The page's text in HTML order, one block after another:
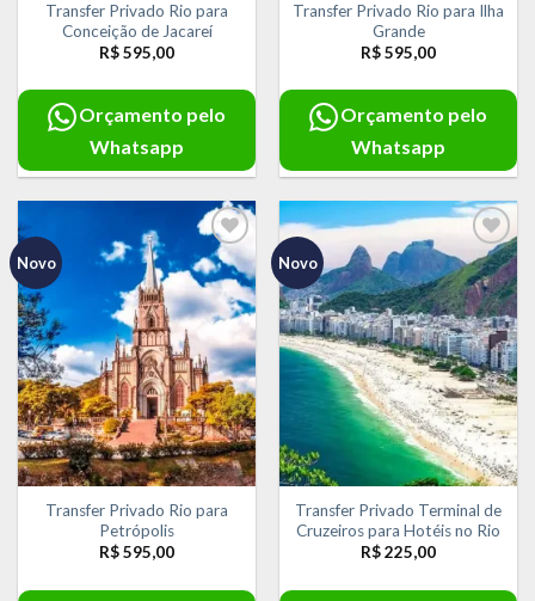
Transfer Privado Rio para
Conceição de Jacareí
R$595,00
Orçamento pelo
Whatsapp
Transfer Privado Rio para Ilha
Grande
R$595,00
Orçamento pelo
Whatsapp
Novo
Adicionar
aos meus
desejos
Transfer Privado Rio para
Petrópolis
R$595,00
Novo
Adicionar
aos meus
desejos
Transfer Privado Terminal de
Cruzeiros para Hotéis no Rio
R$225,00